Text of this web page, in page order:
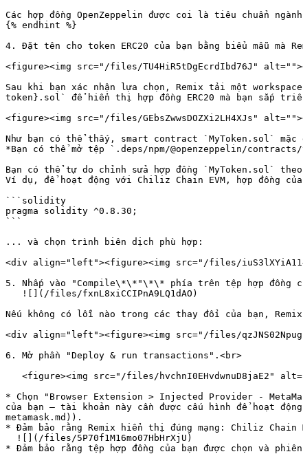
Các hợp đồng OpenZeppelin được coi là tiêu chuẩn
{% endhint %}
4. Đặt tên cho token ERC20 của bạn bằng biểu mẫu
<figure><img src="/files/TU4HiR5tDgEcrdIbd76J"
Sau khi bạn xác nhận lựa chọn, Remix tải một
token}.sol` để hiển thị hợp đồng ERC20 mà bạn sắp
<figure><img src="/files/GEbsZwwsDOZXi2LH4XJs"
Như bạn có thể thấy, smart contract `MyToken.sol` mặc
*Bạn có thể mở tệp `.deps/npm/@openzeppelin/contracts/
Bạn có thể tự do chỉnh sửa hợp đồng `MyToken.sol`
Ví dụ, để hoạt động với Chiliz Chain EVM, hợp đồng
```solidity
pragma solidity ^0.8.30;
```
... và chọn trình biên dịch phù hợp:
<div align="left"><figure><img src="/files/
5. Nhấp vào "Compile\*\*"\*\* phía trên tệp hợp đồng
Nếu không có lỗi nào trong các thay đổi của bạn,
<div align="left"><figure><img src="/files/
6. Mở phần "Deploy & run transactions".<br>
* Chọn "Browser Extension > Injected Provider -
của bạn — tài khoản này cần được cấu hình để hoạt
metamask.md)).
* Đảm bảo rằng Remix hiển thị đúng mạng: Chiliz Chain
* Đảm bảo rằng tệp hợp đồng của bạn được chọn và